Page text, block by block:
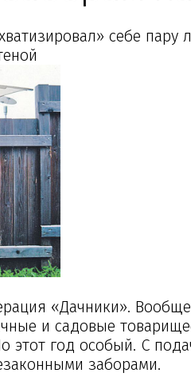
себе пару
«Дачники».
и садовые
год особый. С
заборами.